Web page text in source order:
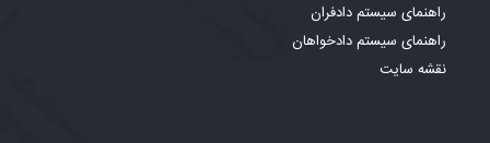
راهنمای سیستم دادفران
راهنمای سیستم دادخواهان
نقشه سایت